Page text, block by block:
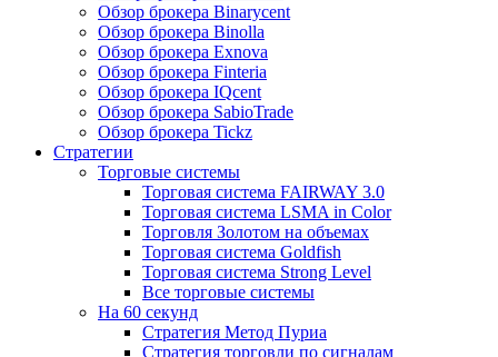
Обзор брокера Binarycent
Обзор брокера Binolla
Обзор брокера Exnova
Обзор брокера Finteria
Обзор брокера IQcent
Обзор брокера SabioTrade
Обзор брокера Tickz
Стратегии
Торговые системы
Торговая система FAIRWAY 3.0
Торговая система LSMA in Color
Торговля Золотом на объемах
Торговая система Goldfish
Торговая система Strong Level
Все торговые системы
На 60 секунд
Стратегия Метод Пуриа
Стратегия торговли по сигналам